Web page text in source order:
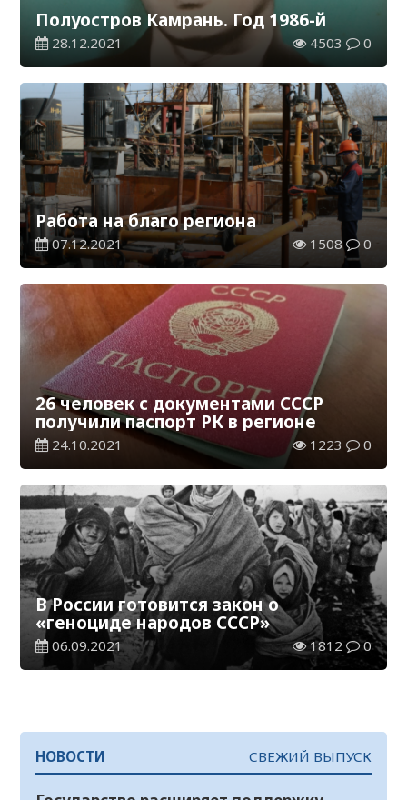
Полуостров Камрань. Год 1986-й
28.12.2021 4503 0
Работа на благо региона
07.12.2021 1508 0
26 человек с документами СССР
получили паспорт РК в регионе
24.10.2021 1223 0
В России готовится закон о
«геноциде народов СССР»
06.09.2021 1812 0
НОВОСТИ СВЕЖИЙ ВЫПУСК